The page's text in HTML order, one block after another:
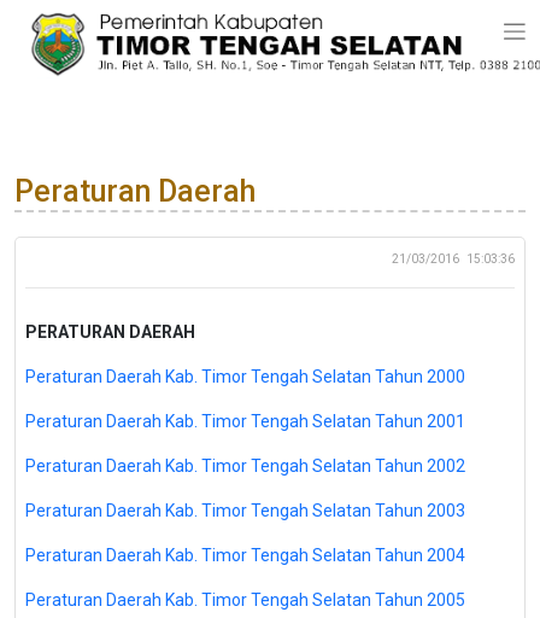
Peraturan Daerah
21/03/2016 15:03:36
PERATURAN DAERAH
Peraturan Daerah Kab. Timor Tengah Selatan Tahun 2000
Peraturan Daerah Kab. Timor Tengah Selatan Tahun 2001
Peraturan Daerah Kab. Timor Tengah Selatan Tahun 2002
Peraturan Daerah Kab. Timor Tengah Selatan Tahun 2003
Peraturan Daerah Kab. Timor Tengah Selatan Tahun 2004
Peraturan Daerah Kab. Timor Tengah Selatan Tahun 2005